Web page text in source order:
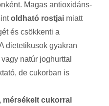
Magas antioxidáns-
oldható rostjai miatt
és csökkenti a
dietetikusok gyakran
natúr joghurttal
de cukorban is
cukorral